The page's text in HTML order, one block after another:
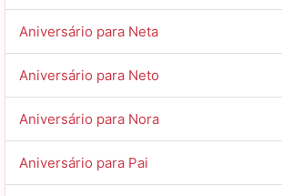
Aniversário para Neta
Aniversário para Neto
Aniversário para Nora
Aniversário para Pai